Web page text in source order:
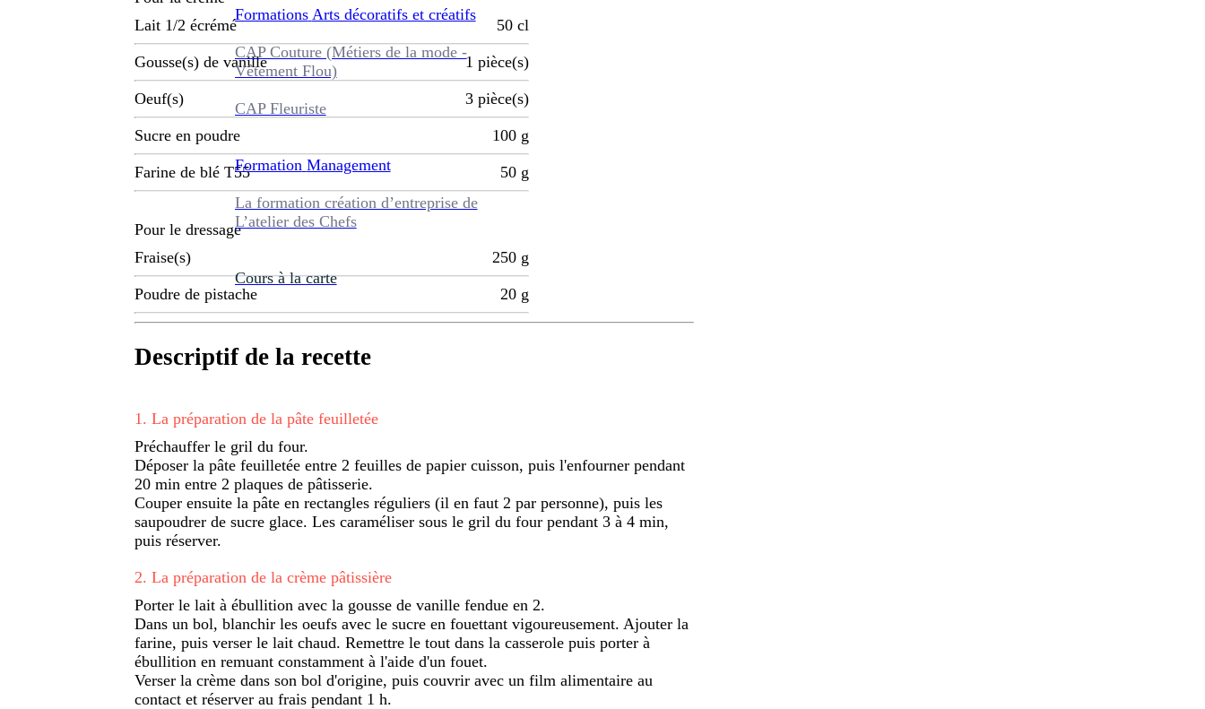
Formations Arts décoratifs et créatifs
CAP Couture (Métiers de la mode -
Vêtement Flou)
CAP Fleuriste
Formation Management
La formation création d’entreprise de
L’atelier des Chefs
Cours à la carte
Lait 1/2 écrémé
50 cl
Gousse(s) de vanille 1 pièce(s)
Oeuf(s) 3 pièce(s)
Sucre en poudre 100 g
Farine de blé T55 50 g
Pour le dressage
Fraise(s)
250 g
Poudre de pistache 20 g
Descriptif de la recette
1 . La préparation de la pâte feuilletée
Préchauffer le gril du four.
Déposer la pâte feuilletée entre 2 feuilles de papier cuisson, puis l'enfourner pendant
20 min entre 2 plaques de pâtisserie.
Couper ensuite la pâte en rectangles réguliers (il en faut 2 par personne), puis les
saupoudrer de sucre glace. Les caraméliser sous le gril du four pendant 3 à 4 min,
puis réserver.
2. La préparation de la crème pâtissière
Porter le lait à ébullition avec la gousse de vanille fendue en 2.
Dans un bol, blanchir les oeufs avec le sucre en fouettant vigoureusement. Ajouter la
farine, puis verser le lait chaud. Remettre le tout dans la casserole puis porter à
ébullition en remuant constamment à l'aide d'un fouet.
Verser la crème dans son bol d'origine, puis couvrir avec un film alimentaire au
contact et réserver au frais pendant 1 h.